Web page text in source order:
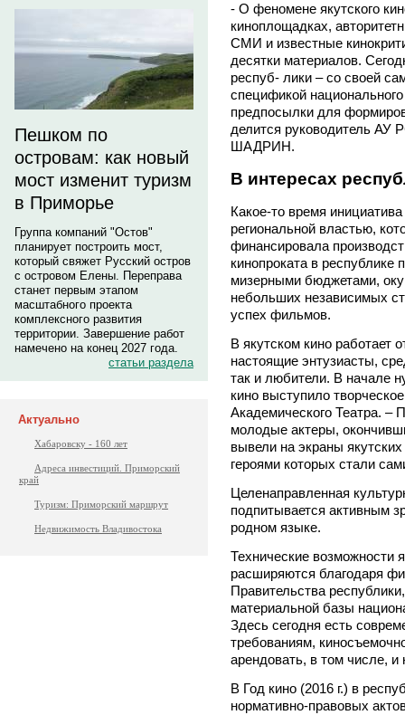
Пешком по
островам: как новый
мост изменит туризм
в Приморье
Группа компаний "Остов"
планирует построить мост,
который свяжет Русский остров
с островом Елены. Переправа
станет первым этапом
масштабного проекта
комплексного развития
территории. Завершение работ
намечено на конец 2027 года.
статьи раздела
Актуально
Хабаровску - 160 лет
Адреса инвестиций. Приморский
край
Туризм: Приморский маршрут
Недвижимость Владивостока
- О феномене якутского
киноплощадках,
СМИ и известные
десятки материалов.
респуб- лики – со своей
спецификой
предпосылки для
делится руководитель
ШАДРИН.
В интересах
Какое-то время
региональной властью,
финансировала
кинопроката в
мизерными бюджетами,
небольших независимых
успех фильмов.
В якутском кино работает
настоящие энтузиасты,
так и любители. В начале
кино выступило
Академического Театра. –
молодые актеры,
вывели на экраны
героями которых стали
Целенаправленная
подпитывается активным
родном языке.
Технические возможности
расширяются благодаря
Правительства
материальной базы
Здесь сегодня есть
требованиям,
арендовать, в том числе, и
В Год кино (2016 г.) в
нормативно-правовых